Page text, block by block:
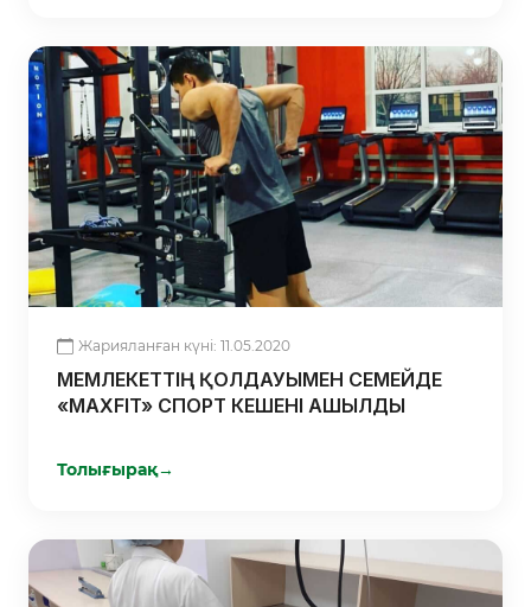
Жарияланған күні: 11.05.2020
МЕМЛЕКЕТТІҢ ҚОЛДАУЫМЕН СЕМЕЙДЕ
«MAXFIT» СПОРТ КЕШЕНІ АШЫЛДЫ
Толығырақ→